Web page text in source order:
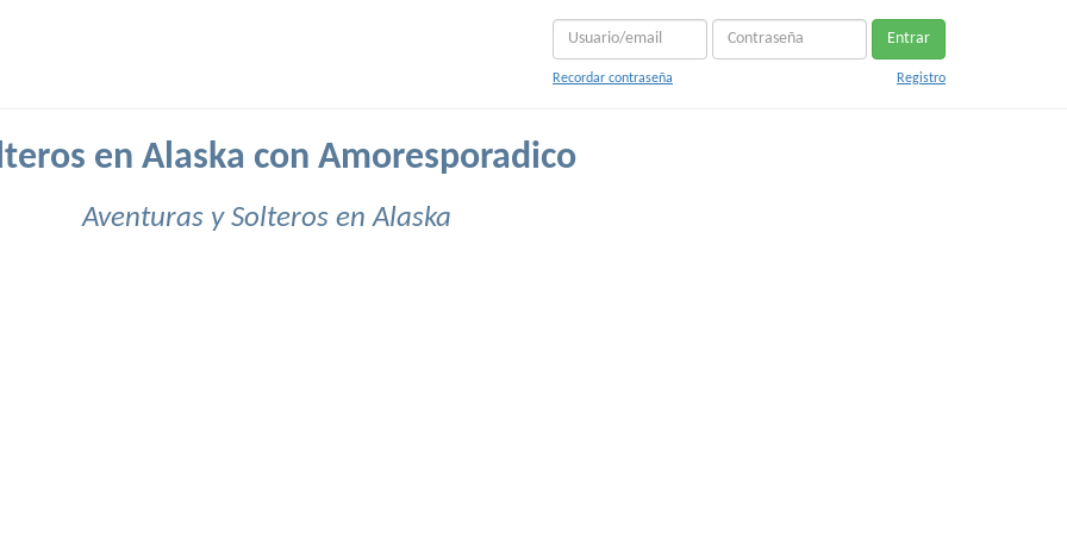
Entrar
Recordar contraseña Registro
en Alaska con Amoresporadico
Aventuras y Solteros en Alaska